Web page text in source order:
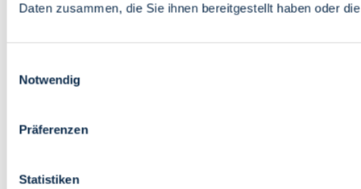
Daten zusammen, die Sie ihnen bereitgestellt haben oder
Notwendig
Präferenzen
Statistiken